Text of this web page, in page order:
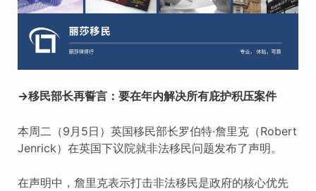
→移民部长再誓言：要在年内解决所有庇护积压案件
本周二（9月5日）英国移民部长罗伯特·詹里克（Robert
Jenrick）在英国下议院就非法移民问题发布了声明。
在声明中，詹里克表示打击非法移民是政府的核心优先